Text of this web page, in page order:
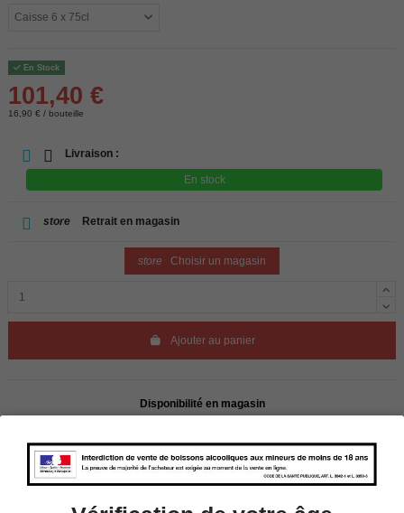
En Stock
101,40 €
16,90 € / bouteille
Livraison :
En stock
store Retrait en magasin
store Choisir un magasin
Ajouter au panier
Disponibilité en magasin
WBS Roscoff En stock